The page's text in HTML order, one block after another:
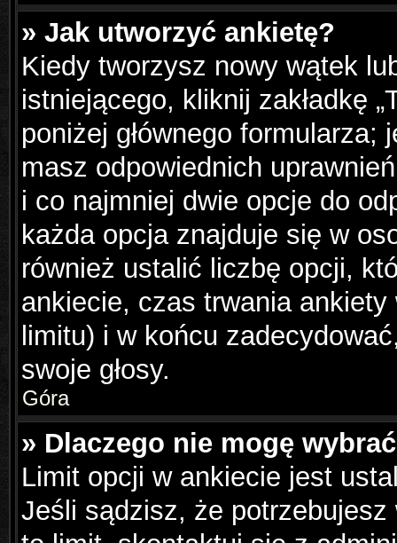
» Jak utworzyć ankietę?
Kiedy tworzysz nowy wątek
istniejącego, kliknij zakładkę
poniżej głównego
masz odpowiednich
i co najmniej dwie opcje do
każda opcja znajduje się w
również ustalić liczbę opcji,
ankiecie, czas trwania
limitu) i w końcu
swoje głosy.
Góra
» Dlaczego nie mogę
Limit opcji w ankiecie jest
Jeśli sądzisz, że